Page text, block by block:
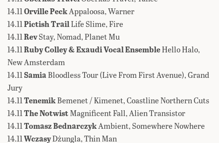
14.11Orville PeckAppaloosa, Warner
14.11Pictish TrailLife Slime, Fire
14.11RevStay, Nomad, Planet Mu
14.11Ruby Colley & Exaudi Vocal EnsembleHello Halo,
New Amsterdam
14.11SamiaBloodless Tour (Live From First Avenue), Grand
Jury
14.11TenemikBemenet / Kimenet, Coastline Northern Cuts
14.11The NotwistMagnificent Fall, Alien Transistor
14.11Tomasz BednarczykAmbient, Somewhere Nowhere
14.11WczasyDżungla, Thin Man